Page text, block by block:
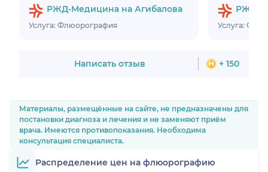
РЖД-Медицина на Агибалова
Услуга: Флюорография
РЖД-
Услуга:
Написать отзыв + 150
Материалы, размещённые на сайте, не предназначены для
постановки диагноза и лечения и не заменяют приём
врача. Имеются противопоказания. Необходима
консультация специалиста.
Распределение цен на флюорографию